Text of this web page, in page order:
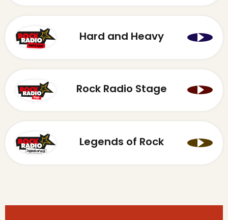
Hard and Heavy
Rock Radio Stage
Legends of Rock